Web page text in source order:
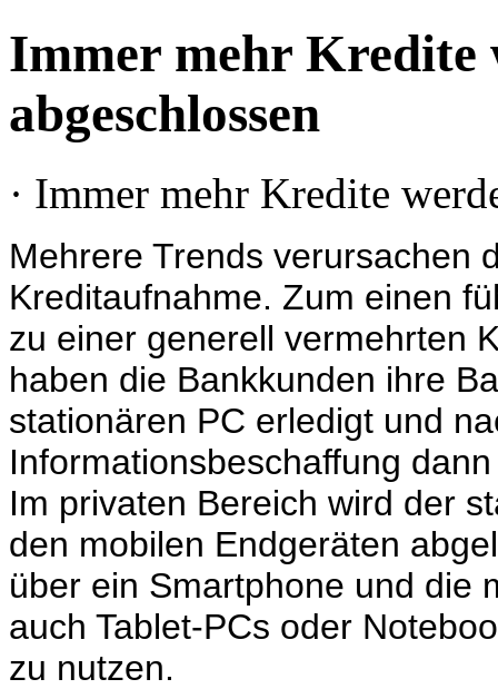
Immer mehr Kredite
abgeschlossen
· Immer mehr Kredite
Mehrere Trends verursachen
Kreditaufnahme. Zum einen
zu einer generell vermehrten
haben die Bankkunden ihre
stationären PC erledigt und
Informationsbeschaffung
Im privaten Bereich wird der
den mobilen Endgeräten
über ein Smartphone und die
auch Tablet-PCs oder
zu nutzen.